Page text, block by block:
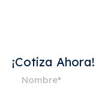
¡Cotiza Ahora!